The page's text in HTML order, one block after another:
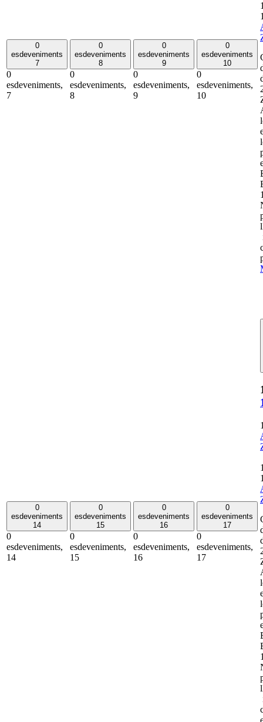
0
esdeveniments
7
0
esdeveniments,
7
0
esdeveniments
8
0
esdeveniments,
8
0
esdeveniments
9
0
esdeveniments,
9
0
esdeveniments
10
0
esdeveniments,
10
0
esdeveniments
14
0
esdeveniments,
14
0
esdeveniments
15
0
esdeveniments,
15
0
esdeveniments
16
0
esdeveniments,
16
0
esdeveniments
17
0
esdeveniments,
17